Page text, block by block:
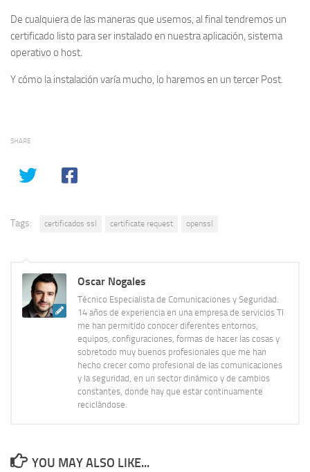
De cualquiera de las maneras que usemos, al final tendremos un
certificado listo para ser instalado en nuestra aplicación, sistema
operativo o host.
Y cómo la instalación varía mucho, lo haremos en un tercer Post.
SHARE
Tags: certificados ssl certificate request openssl
Oscar Nogales
Técnico Especialista de Comunicaciones y Seguridad.
14 años de experiencia en una empresa de servicios TI
me han permitido conocer diferentes entornos,
equipos, configuraciones, formas de hacer las cosas y
sobretodo muy buenos profesionales que me han
hecho crecer como profesional de las comunicaciones
y la seguridad, en un sector dinámico y de cambios
constantes, donde hay que estar continuamente
reciclándose.
YOU MAY ALSO LIKE...